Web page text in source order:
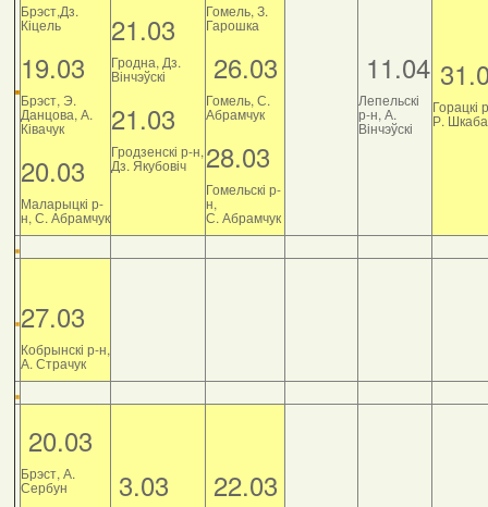
Брэст,Дз.
Кіцель
19.03
Брэст, Э.
Данцова, А.
Ківачук
20.03
Маларыцкі р-
н, С. Абрамчук
21.03
Гродна, Дз.
Вінчэўскі
21.03
Гродзенскі р-н,
Дз. Якубовіч
Гомель, З.
Гарошка
26.03
Гомель, С.
Абрамчук
28.03
Гомельскі р-
н,
С. Абрамчук
11.04
Лепельскі
р-н, А.
Вінчэўскі
Горацкі
Р.
27.03
Кобрынскі р-н,
А. Страчук
20.03
Брэст, А.
Сербун 3.03 22.03